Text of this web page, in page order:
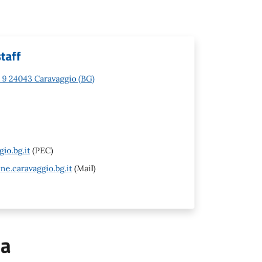
24043 Caravaggio (BG)
(PEC)
(Mail)